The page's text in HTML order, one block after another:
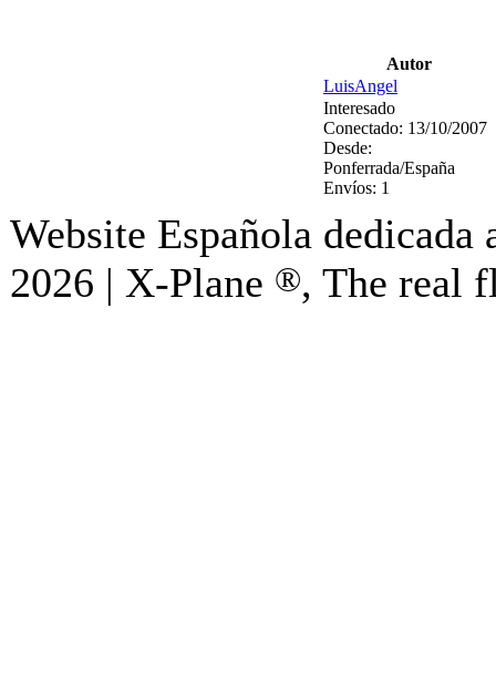
Autor
LuisAngel
Interesado
Conectado: 13/10/2007
Desde:
Ponferrada/España
Envíos: 1
Website Española
2026 | X-Plane ®, The real